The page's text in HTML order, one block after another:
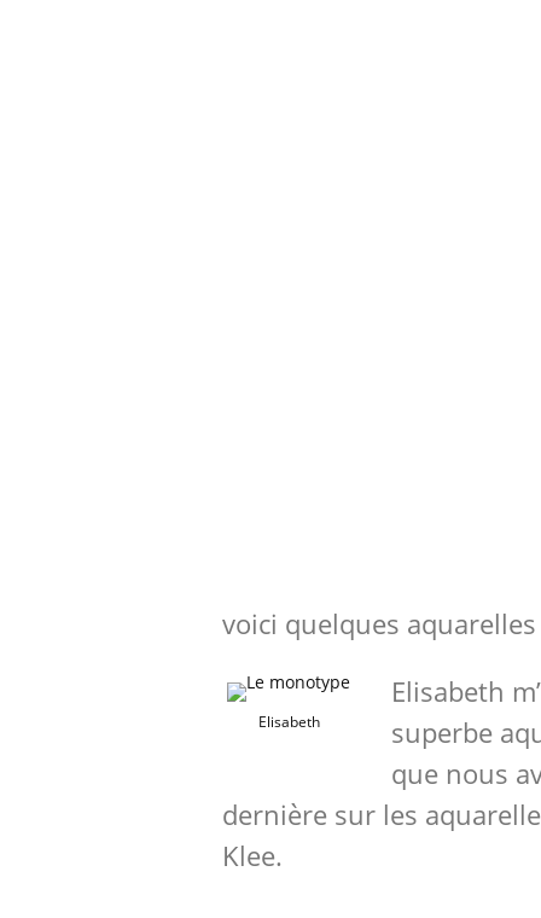
voici quelques
Elisabeth
Elisabeth
superbe
que nous
dernière sur les
Klee.